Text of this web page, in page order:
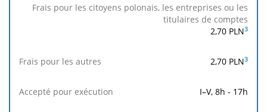
Banque
Frais pour
titulaires
2,70 PLN3
2,70 PLN3
I–V, 8h - 17h